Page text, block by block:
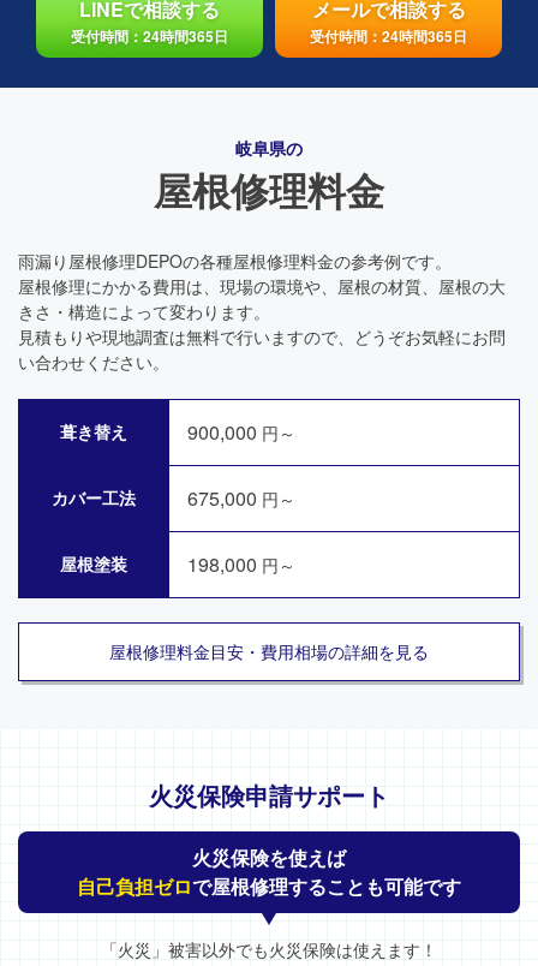
LINEで相談する
受付時間：24時間365日
メールで相談する
受付時間：24時間365日
岐阜県の
屋根修理料金
雨漏り屋根修理DEPOの各種屋根修理料金の参考例です。
屋根修理にかかる費用は、現場の環境や、屋根の材質、屋根の大
きさ・構造によって変わります。
見積もりや現地調査は無料で行いますので、どうぞお気軽にお問
い合わせください。
葺き替え 900,000 円～
カバー工法 675,000 円～
屋根塗装 198,000 円～
屋根修理料金目安・費用相場の詳細を見る
火災保険申請サポート
火災保険を使えば
自己負担ゼロで屋根修理することも可能です
「火災」被害以外でも火災保険は使えます！